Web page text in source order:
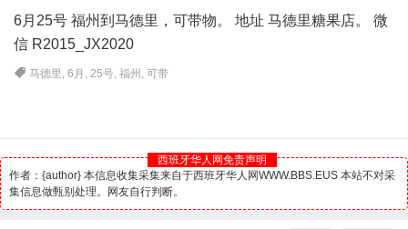
6月25号 福州到 马德里 ，可带物。 地址 马德里糖果店。 微
信 R2015_JX2020
马德里 ,6月 ,25号,福州 ,可带
西班牙华人网免责声明
作者：{author} 本信息收集采集来自于西班牙华人网WWW.BBS.EUS 本站不对采
集信息做甄别处理。网友自行判断。